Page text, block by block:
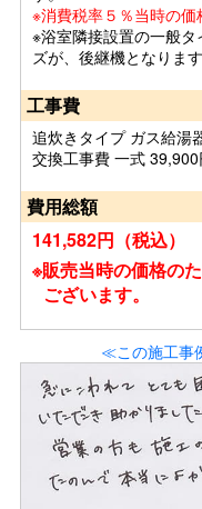
※消費税率５％当時の価
※浴室隣接設置の一般
ズが、後継機となります
工事費
追炊きタイプ ガス給湯
交換工事費 一式 39,900
費用総額
141,582円（税込）
※販売当時の価格の
ございます。
≪この施工事